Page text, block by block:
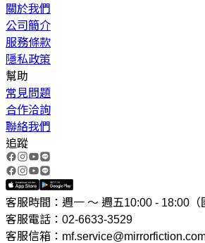
關於我們
公司簡介
服務條款
隱私政策
幫助
常見問題
合作洽詢
聯絡我們
追蹤
客服時間：週一 ～ 週五10:00 - 18:00（
客服電話：02-6633-3529
客服信箱：